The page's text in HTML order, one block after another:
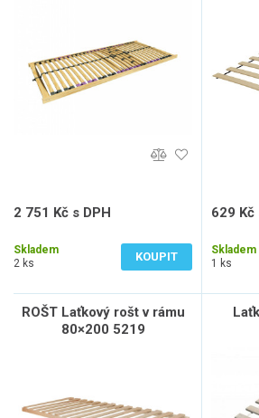
2 751 Kč s DPH
Skladem
2 ks
KOUPIT
629 Kč
Skladem
1 ks
ROŠT Laťkový rošt v rámu
80×200 5219